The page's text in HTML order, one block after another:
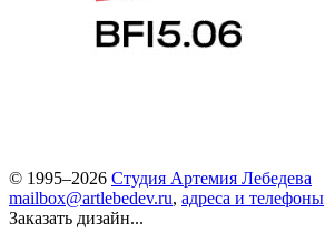
© 1995–2026 Студия Артемия Лебедева
mailbox@artlebedev.ru, адреса и телефоны
Заказать дизайн...